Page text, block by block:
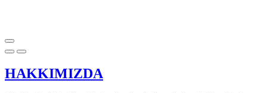
HAKKIMIZDA